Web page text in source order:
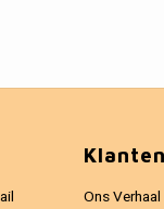
Ons Verhaal